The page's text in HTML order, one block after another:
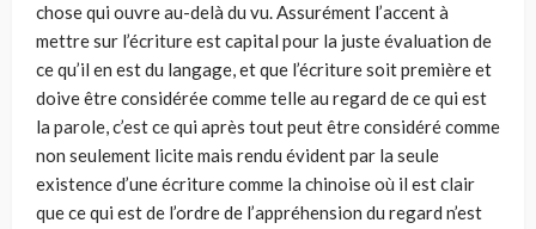
chose qui ouvre au-delà du vu. Assurément l’accent à
mettre sur l’écriture est capital pour la juste évaluation de
ce qu’il en est du langage, et que l’écriture soit première et
doive être considérée comme telle au regard de ce qui est
la parole, c’est ce qui après tout peut être considéré comme
non seulement licite mais rendu évident par la seule
existence d’une écriture comme la chinoise où il est clair
que ce qui est de l’ordre de l’appréhension du regard n’est